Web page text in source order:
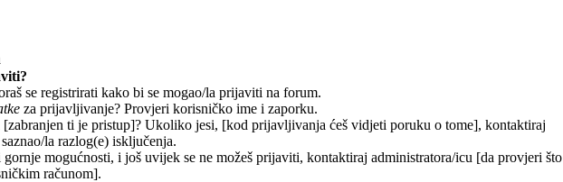
se registrirati kako bi se mogao/la prijaviti na forum.
za prijavljivanje? Provjeri korisničko ime i zaporku.
[zabranjen ti je pristup]? Ukoliko jesi, [kod prijavljivanja ćeš vidjeti poruku o tome], kontaktiraj
la razlog(e) isključenja.
mogućnosti, i još uvijek se ne možeš prijaviti, kontaktiraj administratora/icu [da provjeri što
računom].